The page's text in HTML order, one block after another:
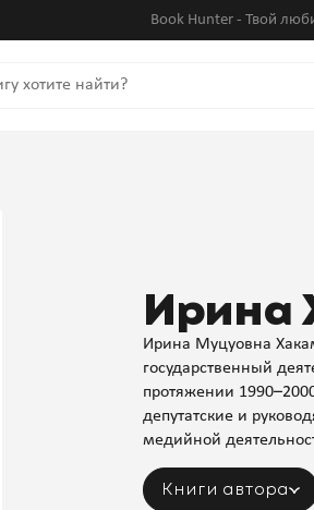
Book Hunter - Твой
Ирина
Ирина Муцуовна
государственный
протяжении
депутатские и
медийной
Книги автора